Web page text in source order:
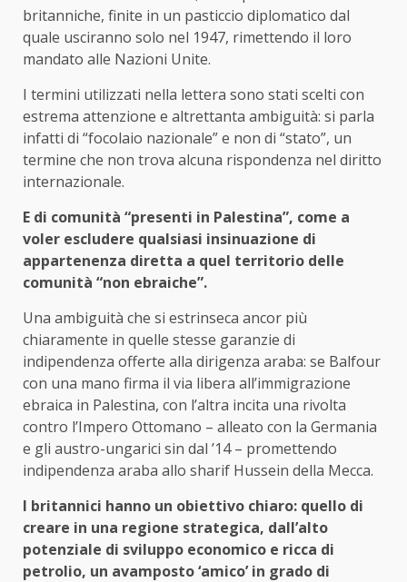
britanniche, finite in un pasticcio diplomatico dal
quale usciranno solo nel 1947, rimettendo il loro
mandato alle Nazioni Unite.
I termini utilizzati nella lettera sono stati scelti con
estrema attenzione e altrettanta ambiguità: si parla
infatti di “focolaio nazionale” e non di “stato”, un
termine che non trova alcuna rispondenza nel diritto
internazionale.
E di comunità “presenti in Palestina”, come a
voler escludere qualsiasi insinuazione di
appartenenza diretta a quel territorio delle
comunità “non ebraiche”.
Una ambiguità che si estrinseca ancor più
chiaramente in quelle stesse garanzie di
indipendenza offerte alla dirigenza araba: se Balfour
con una mano firma il via libera all’immigrazione
ebraica in Palestina, con l’altra incita una rivolta
contro l’Impero Ottomano – alleato con la Germania
e gli austro-ungarici sin dal ’14 – promettendo
indipendenza araba allo sharif Hussein della Mecca.
I britannici hanno un obiettivo chiaro: quello di
creare in una regione strategica, dall’alto
potenziale di sviluppo economico e ricca di
petrolio, un avamposto ‘amico’ in grado di